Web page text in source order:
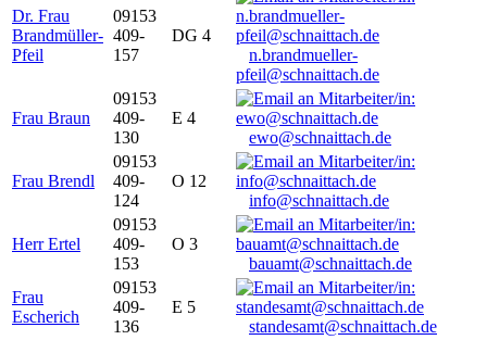
Dr. Frau
Brandmüller-
Pfeil
09153
409-
157
DG 4
n.brandmueller-
pfeil@schnaittach.de
Frau Braun
09153
409-
130
E 4
ewo@schnaittach.de
Frau Brendl
09153
409-
124
O 12
info@schnaittach.de
Herr Ertel
09153
409-
153
O 3
bauamt@schnaittach.de
Frau
Escherich
09153
409-
136
E 5
standesamt@schnaittach.de